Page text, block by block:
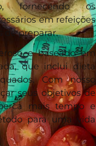
fornecendo os
em refeições
de preparar.
e baseado em
que inclui dieta
Com nosso
seus objetivos de
mais tempo e
para uma vida